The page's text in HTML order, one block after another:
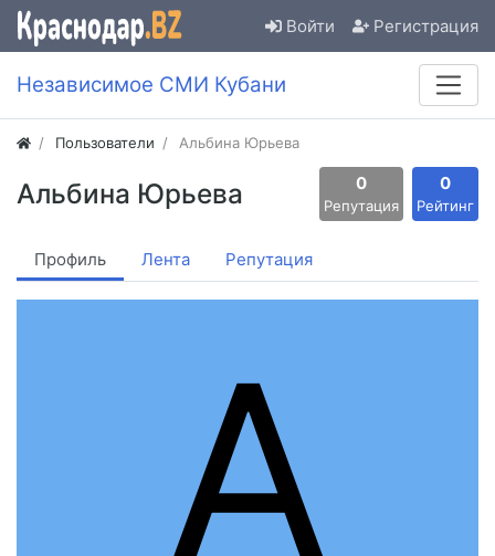
Войти Регистрация
Независимое СМИ Кубани
Пользователи Альбина Юрьева
Альбина Юрьева 0
Репутация
0
Рейтинг
Профиль Лента Репутация
А